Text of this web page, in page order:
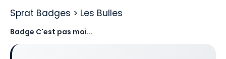
Sprat Badges > Les Bulles
Badge C'est pas moi...